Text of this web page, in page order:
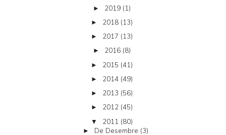
► 2019 (1)
► 2018 (13)
► 2017 (13)
► 2016 (8)
► 2015 (41)
► 2014 (49)
► 2013 (56)
► 2012 (45)
▼ 2011 (80)
► De Desembre (3)